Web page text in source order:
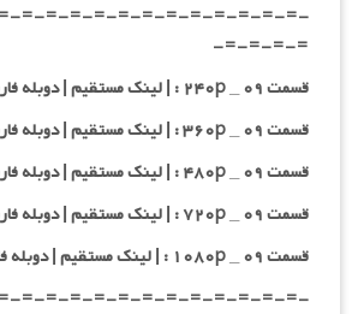
=-=-=-=-=-=-=-=-=-=-=-=-
=-=-=-=-
قسمت ۰۹ _ ۲۴۰p : | لینک مستقیم | دوبله فارسی
قسمت ۰۹ _ ۳۶۰p : | لینک مستقیم | دوبله فارسی
قسمت ۰۹ _ ۴۸۰p : | لینک مستقیم | دوبله فارسی
قسمت ۰۹ _ ۷۲۰p : | لینک مستقیم | دوبله فارسی
قسمت ۰۹ _ ۱۰۸۰p : | لینک مستقیم | دوبله فارسی
=-=-=-=-=-=-=-=-=-=-=-=-